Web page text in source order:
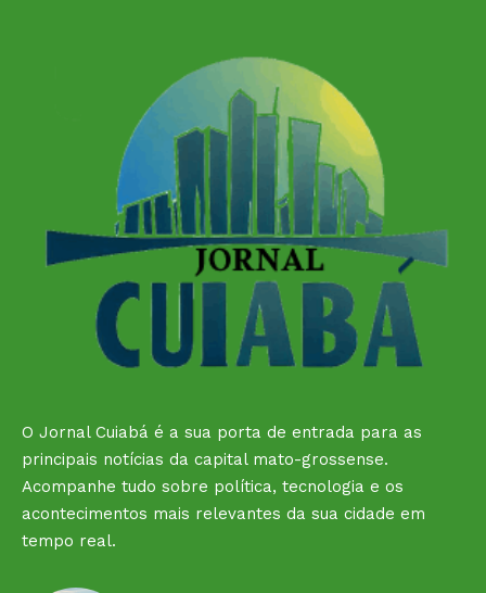
O Jornal Cuiabá é a sua porta de entrada para as
principais notícias da capital mato-grossense.
Acompanhe tudo sobre política, tecnologia e os
acontecimentos mais relevantes da sua cidade em
tempo real.